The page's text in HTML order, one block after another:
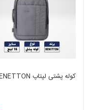
کوله پشتی لپتاپ BENETTON